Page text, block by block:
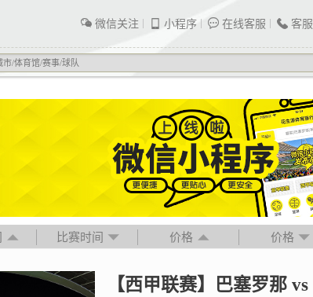
微信关注 小程序 在线客服 客
比赛时间 价格 价格
【西甲联赛】巴塞罗那